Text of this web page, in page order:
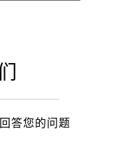
答您的问题